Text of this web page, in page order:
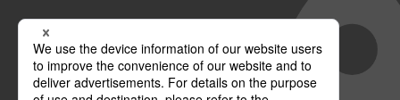
グループ会社
テレビ朝日 テレ朝チャンネル